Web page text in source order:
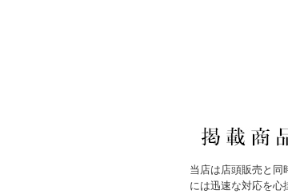
当店は店頭販売と同
には迅速な対応を心